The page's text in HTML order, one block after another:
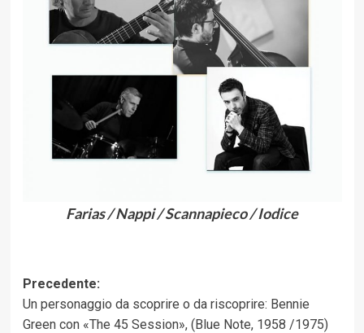
Farias / Nappi / Scannapieco / Iodice
Navigazione
articolo
Precedente:
Un personaggio da scoprire o da riscoprire: Bennie
Green con «The 45 Session», (Blue Note, 1958 /1975)